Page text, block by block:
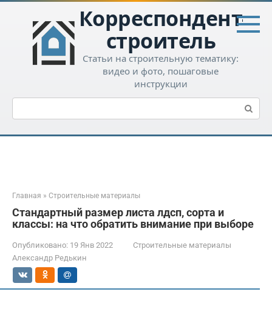
Перейти
контенту
Корреспондент-
строитель
Статьи на строительную тематику:
видео и фото, пошаговые
инструкции
Поиск:
Главная » Строительные материалы
Стандартный размер листа лдсп, сорта и
классы: на что обратить внимание при выборе
Опубликовано: 19 Янв 2022
Строительные материалы
Александр Редькин